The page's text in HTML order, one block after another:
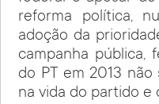
reforma política,
adoção da
campanha pública,
do PT em 2013
na vida do partido e